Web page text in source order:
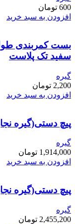
600 تومان
افزودن به سبد خرید
سفید تک پلاست
گیره
2,200 تومان
افزودن به سبد خرید
پیچ دستی(گیره نجاری) 50 سانت
گیره
1,914,000 تومان
افزودن به سبد خرید
پیچ دستی(گیره نجاری) 80 سانت
گیره
2,455,200 تومان